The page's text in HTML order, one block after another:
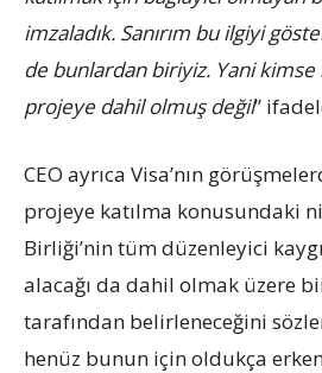
imzaladık. Sanırım bu ilgiyi
de bunlardan biriyiz. Yani
projeye dahil olmuş değil”
CEO ayrıca Visa’nın
projeye katılma konusundaki
Birliği’nin tüm düzenleyici
alacağı da dahil olmak üzere
tarafından belirleneceğini
henüz bunun için oldukça